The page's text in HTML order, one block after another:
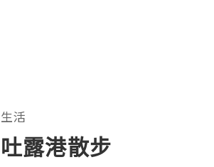
生活
吐露港散步